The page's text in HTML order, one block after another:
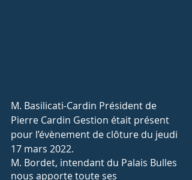
M. Basilicati-Cardin Président de
Pierre Cardin Gestion était présent
pour l’évènement de clôture du jeudi
17 mars 2022.
M. Bordet, intendant du Palais Bulles
nous apporte toute ses